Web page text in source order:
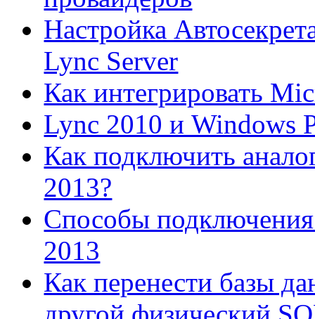
Настройка
Lync Server
Как интегрировать
Lync 2010 и Windows
Как подключить
2013?
Способы
2013
Как перенести базы